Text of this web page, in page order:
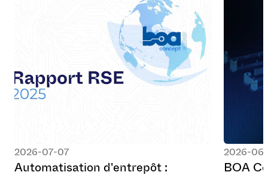
2026-07-07
Automatisation d'entrepôt :
2026-
BOA Ce